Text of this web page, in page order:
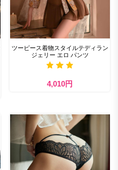
ツーピース着物スタイルテディラン
ジェリー エロ パンツ
4,010円